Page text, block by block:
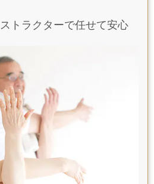
トラクターで任せて安心